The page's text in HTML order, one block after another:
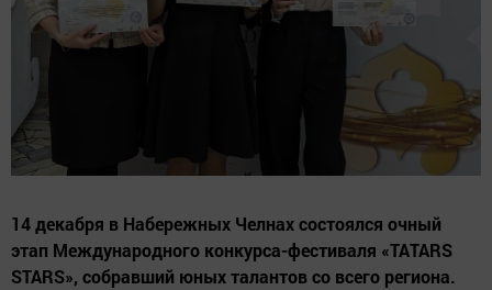
14 декабря в Набережных Челнах состоялся очный
этап Международного конкурса-фестиваля «TATARS
STARS», собравший юных талантов со всего региона.